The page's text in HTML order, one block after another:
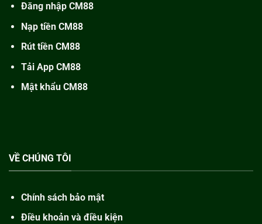
Đăng nhập CM88
Nạp tiền CM88
Rút tiền CM88
Tải App CM88
Mật khẩu CM88
VỀ CHÚNG TÔI
Chính sách bảo mật
Điều khoản và điều kiện